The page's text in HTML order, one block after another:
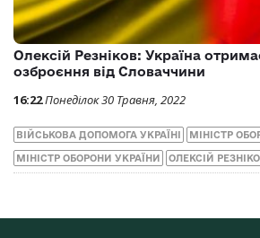
Олексій Резніков: Україна
озброєння від Словаччини
16:22Понеділок 30 Травня, 2022
ВІЙСЬКОВА ДОПОМОГА УКРАЇНІ МІНІСТР
МІНІСТР ОБОРОНИ УКРАЇНИ ОЛЕКСІЙ